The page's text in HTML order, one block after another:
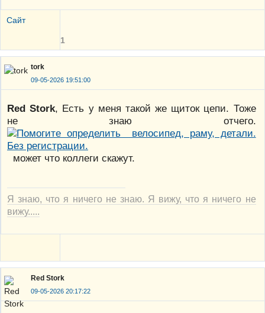
Сайт
1
tork
09-05-2026 19:51:00
Red Stork, Есть у меня такой же щиток цепи. Тоже
не знаю отчего.
может что коллеги скажут.
Я знаю, что я ничего не знаю. Я вижу, что я ничего не
вижу.....
Red Stork
09-05-2026 20:17:22